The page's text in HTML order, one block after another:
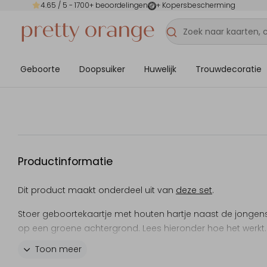
4.65 / 5 - 1700+ beoordelingen + Kopersbescherming
Geboorte Doopsuiker Huwelijk Trouwdecoratie
Productinformatie
Dit product maakt onderdeel uit van deze set.
Stoer geboortekaartje met houten hartje naast de
op een groene achtergrond. Lees hieronder hoe het werkt.
Hoe werkt het?
Toon meer